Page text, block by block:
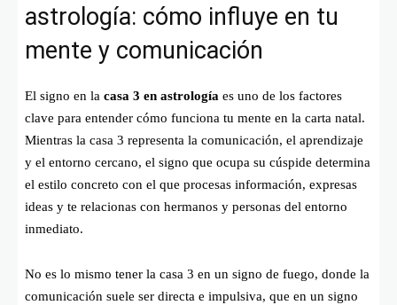
astrología: cómo influye en tu
mente y comunicación
El signo en la casa 3 en astrología es uno de los factores
clave para entender cómo funciona tu mente en la carta natal.
Mientras la casa 3 representa la comunicación, el aprendizaje
y el entorno cercano, el signo que ocupa su cúspide determina
el estilo concreto con el que procesas información, expresas
ideas y te relacionas con hermanos y personas del entorno
inmediato.
No es lo mismo tener la casa 3 en un signo de fuego, donde la
comunicación suele ser directa e impulsiva, que en un signo